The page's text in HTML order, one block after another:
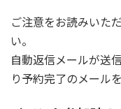
ご注意をお読みいた
い。
自動返信メールが送
り予約完了のメール